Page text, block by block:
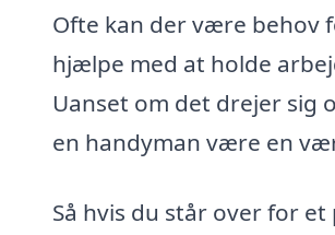
Ofte kan der være behov
hjælpe med at holde
Uanset om det drejer sig
en handyman være en
Så hvis du står over for